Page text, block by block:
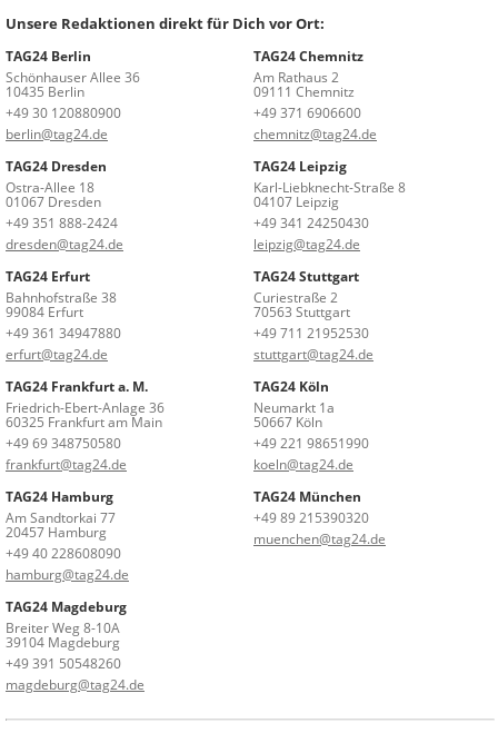
Unsere Redaktionen direkt für Dich vor Ort:
TAG24 Berlin
Schönhauser Allee 36
10435 Berlin
+49 30 120880900
berlin@tag24.de
TAG24 Chemnitz
Am Rathaus 2
09111 Chemnitz
+49 371 6906600
chemnitz@tag24.de
TAG24 Dresden
Ostra-Allee 18
01067 Dresden
+49 351 888-2424
dresden@tag24.de
TAG24 Leipzig
Karl-Liebknecht-Straße 8
04107 Leipzig
+49 341 24250430
leipzig@tag24.de
TAG24 Erfurt
Bahnhofstraße 38
99084 Erfurt
+49 361 34947880
erfurt@tag24.de
TAG24 Stuttgart
Curiestraße 2
70563 Stuttgart
+49 711 21952530
stuttgart@tag24.de
TAG24 Frankfurt a. M.
Friedrich-Ebert-Anlage 36
60325 Frankfurt am Main
+49 69 348750580
frankfurt@tag24.de
TAG24 Köln
Neumarkt 1a
50667 Köln
+49 221 98651990
koeln@tag24.de
TAG24 Hamburg
Am Sandtorkai 77
20457 Hamburg
+49 40 228608090
hamburg@tag24.de
TAG24 München
+49 89 215390320
muenchen@tag24.de
TAG24 Magdeburg
Breiter Weg 8-10A
39104 Magdeburg
+49 391 50548260
magdeburg@tag24.de